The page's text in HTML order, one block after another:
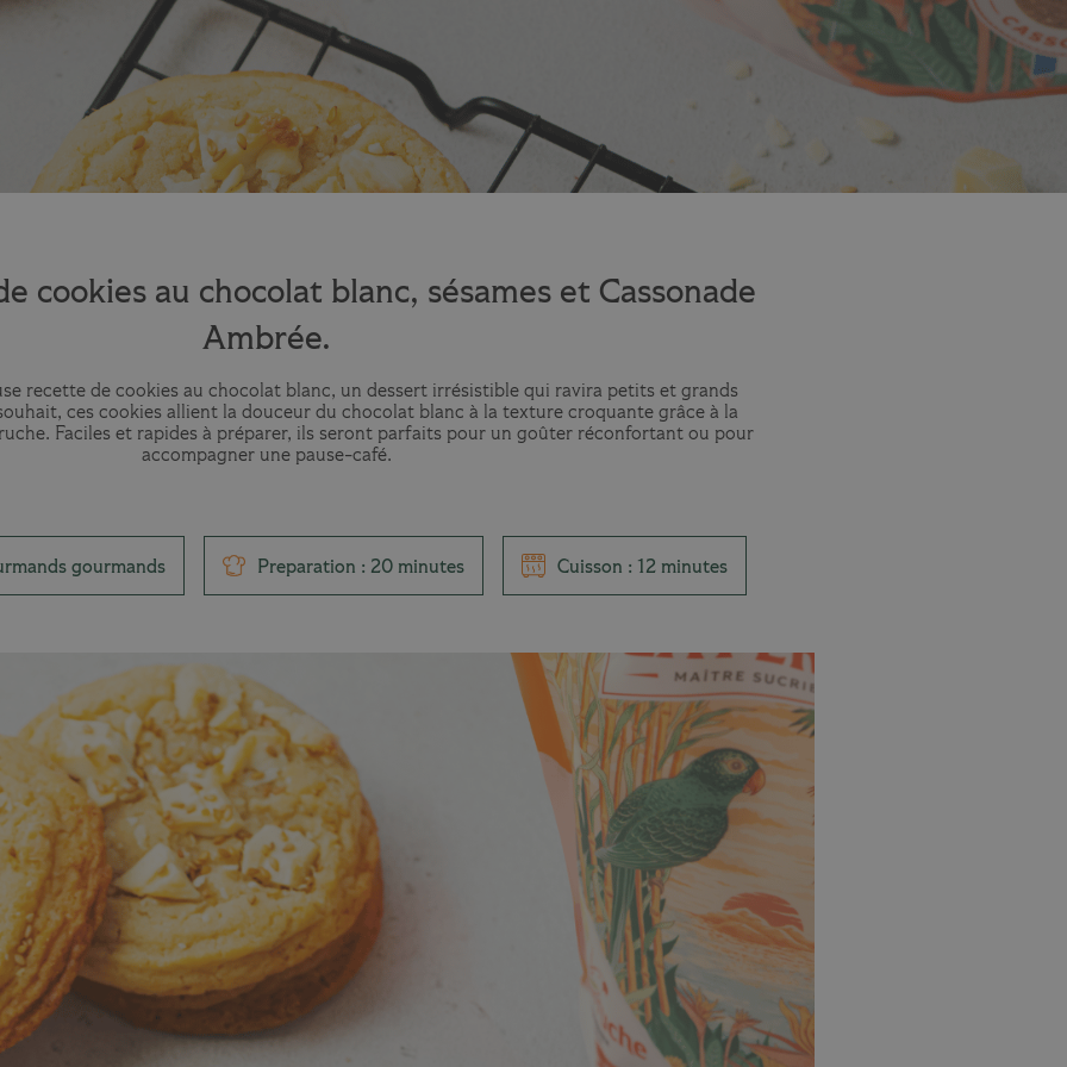
cookies au chocolat blanc, sésames et Cassonade
Ambrée.
recette de cookies au chocolat blanc, un dessert irrésistible qui ravira petits et grands
ces cookies allient la douceur du chocolat blanc à la texture croquante grâce à la
Faciles et rapides à préparer, ils seront parfaits pour un goûter réconfortant ou pour
accompagner une pause-café.
gourmands Preparation : 20 minutes Cuisson : 12 minutes